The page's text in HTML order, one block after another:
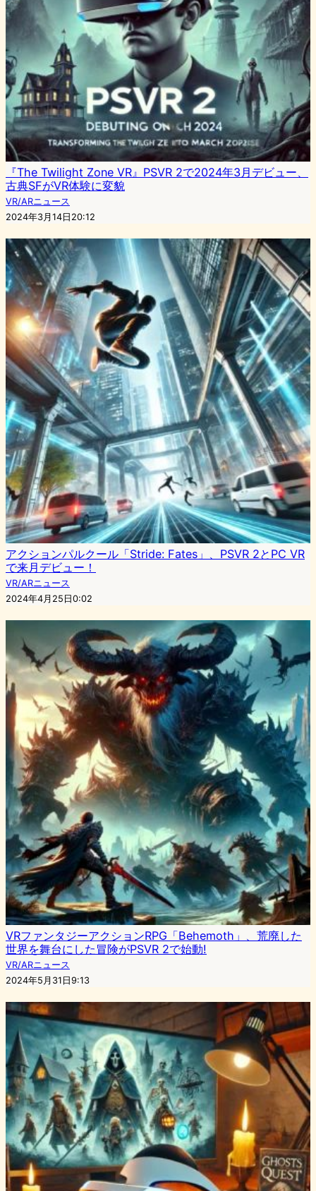
『The Twilight Zone VR』PSVR 2で2024年3月デビュー、
古典SFがVR体験に変貌
VR/ARニュース
2024年3月14日20:12
アクションパルクール「Stride: Fates」、PSVR 2とPC VR
で来月デビュー！
VR/ARニュース
2024年4月25日0:02
VRファンタジーアクションRPG「Behemoth」、荒廃した
世界を舞台にした冒険がPSVR 2で始動!
VR/ARニュース
2024年5月31日9:13